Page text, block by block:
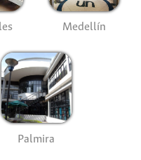
Medellín
Palmira